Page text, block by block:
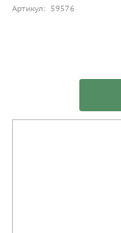
Артикул: 59576